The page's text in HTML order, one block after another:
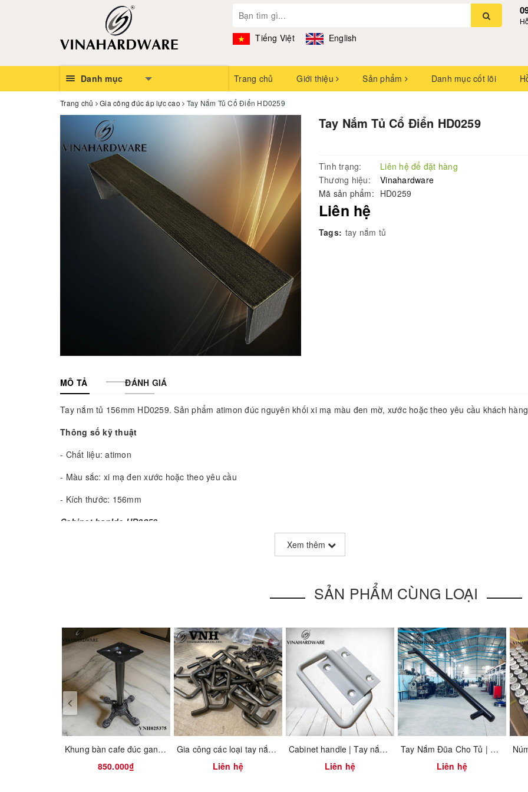
Tiếng Việt English
Danh mục Trang chủ Giới thiệu Sản phẩm Danh mục cốt lõi
Trang chủ Gia công đúc áp lực cao Tay Nắm Tủ Cổ Điển HD0259
Tay Nắm Tủ Cổ Điển HD0259
Tình trạng:
Liên hệ để đặt hàng
Thương hiệu:
Vinahardware
Mã sản phẩm: HD0259
Liên hệ
Tags: tay nắm tủ
MÔ TẢ ĐÁNH GIÁ
Tay nắm tủ 156mm HD0259. Sản phẩm atimon đúc nguyên khối xi mạ màu đen mờ, xước hoặc theo yêu cầu khách
Thông số kỹ thuật
- Chất liệu: atimon
- Màu sắc: xi mạ đen xước hoặc theo yêu cầu
- Kích thước: 156mm
Cabinet hanlde HD0259
Tay nắm tủ 156mm HD0259 156mm
Xem thêm
SẢN PHẨM CÙNG LOẠI
Khung bàn cafe đúc gang Vinahardware
850.000₫
Gia công các loại tay nắm tủ
Liên hệ
Cabinet handle | Tay nắm tủ sơn tĩnh điện trắng HD4060ZH
Liên hệ
Tay Nắm Đũa Cho Tủ | Stick Cabinet Handle
Liên hệ